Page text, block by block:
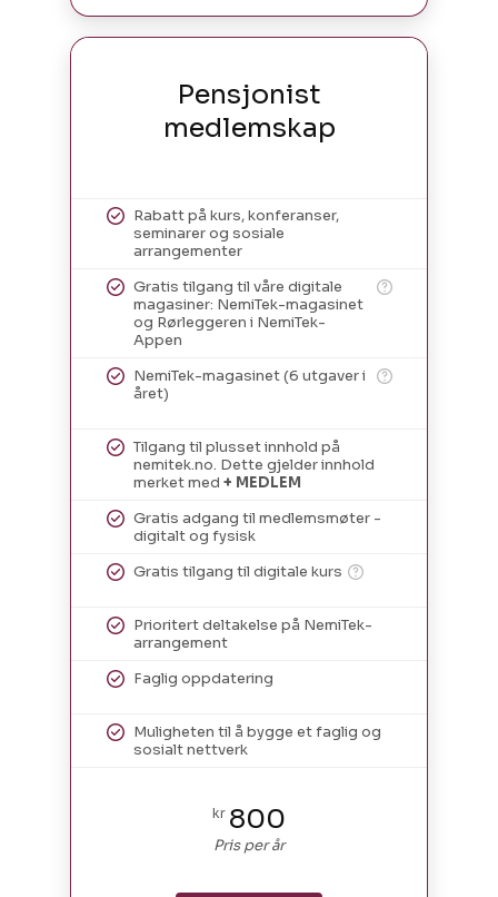
Pensjonist
medlemskap
Rabatt på kurs, konferanser,
seminarer og sosiale
arrangementer
Gratis tilgang til våre digitale
magasiner: NemiTek-magasinet
og Rørleggeren i NemiTek-
Appen
NemiTek-magasinet (6 utgaver i
året)
Tilgang til plusset innhold på
nemitek.no. Dette gjelder innhold
merket med + MEDLEM
Gratis adgang til medlemsmøter -
digitalt og fysisk
Gratis tilgang til digitale kurs
Prioritert deltakelse på NemiTek-
arrangement
Faglig oppdatering
Muligheten til å bygge et faglig og
sosialt nettverk
kr 800
Pris per år